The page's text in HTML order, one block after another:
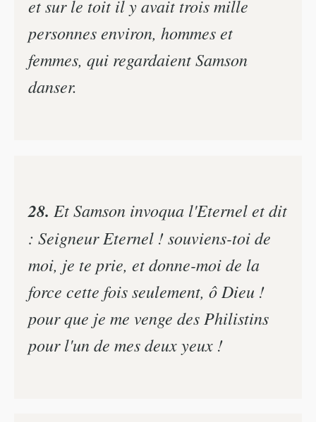
et sur le toit il y avait trois mille
personnes environ, hommes et
femmes, qui regardaient Samson
danser.
28. Et Samson invoqua l'Eternel et dit
: Seigneur Eternel ! souviens-toi de
moi, je te prie, et donne-moi de la
force cette fois seulement, ô Dieu !
pour que je me venge des Philistins
pour l'un de mes deux yeux !